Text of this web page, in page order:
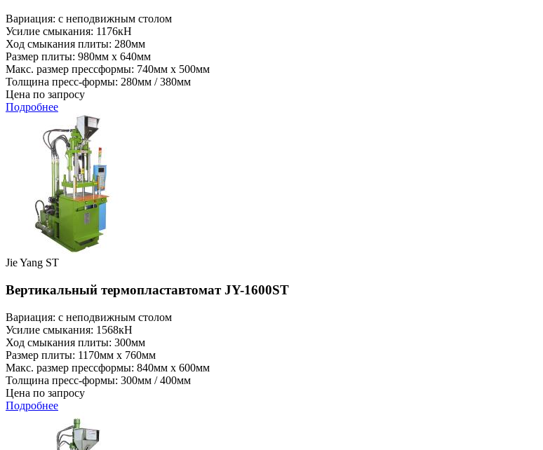
Вариация: с неподвижным столом
Усилие смыкания: 1176кН
Ход смыкания плиты: 280мм
Размер плиты: 980мм x 640мм
Макс. размер прессформы: 740мм x 500мм
Толщина пресс-формы: 280мм / 380мм
Цена по запросу
Подробнее
Jie Yang ST
Вертикальный термопластавтомат JY-1600ST
Вариация: с неподвижным столом
Усилие смыкания: 1568кН
Ход смыкания плиты: 300мм
Размер плиты: 1170мм x 760мм
Макс. размер прессформы: 840мм x 600мм
Толщина пресс-формы: 300мм / 400мм
Цена по запросу
Подробнее